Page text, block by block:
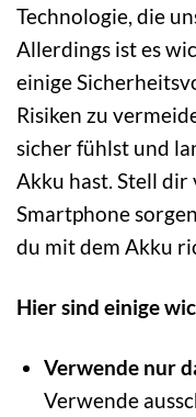
Technologie, die
Allerdings ist es
einige
Risiken zu
sicher fühlst und
Akku hast. Stell dir
Smartphone
du mit dem Akku
Hier sind einige
Verwende nur
Verwende